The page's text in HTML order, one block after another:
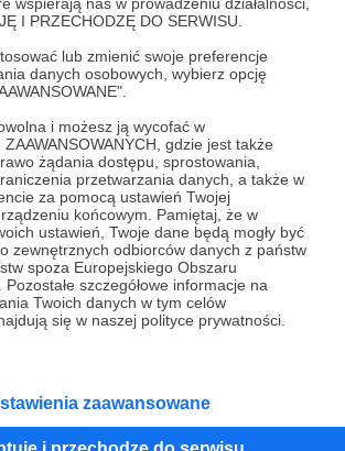
I PRZECHODZĘ DO SERWISU.
lub zmienić swoje preferencje
danych osobowych, wybierz opcję
i możesz ją wycofać w
ZAAWANSOWANYCH, gdzie jest także
żądania dostępu, sprostowania,
przetwarzania danych, a także w
za pomocą ustawień Twojej
końcowym. Pamiętaj, że w
ustawień, Twoje dane będą mogły być
zewnętrznych odbiorców danych z państw
spoza Europejskiego Obszaru
szczegółowe informacje na
Twoich danych w tym celów
się w naszej polityce prywatności.
zaawansowane
przejdź do strony
na Patronite
prywatnościPatronite Commons